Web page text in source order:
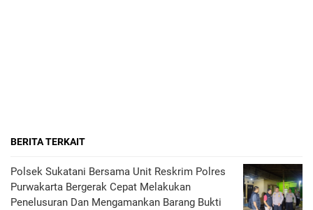
BERITA TERKAIT
Polsek Sukatani Bersama Unit Reskrim Polres
Purwakarta Bergerak Cepat Melakukan
Penelusuran Dan Mengamankan Barang Bukti